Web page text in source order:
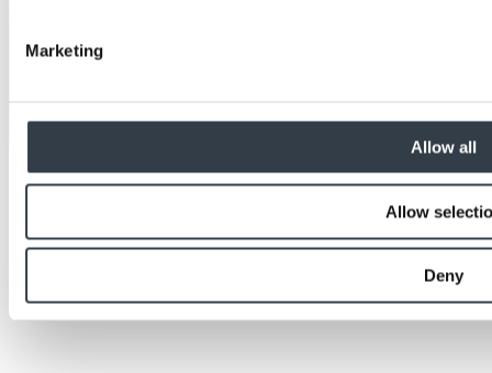
Marketing
Allow all
Allow
Deny